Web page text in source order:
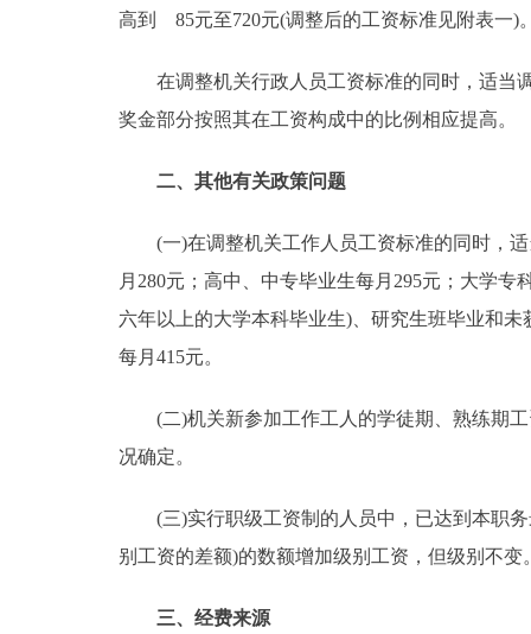
高到 85元至720元(调整后的工资标准见附表一)
在调整机关行政人员工资标准的同时，适当调
奖金部分按照其在工资构成中的比例相应提高。
二、其他有关政策问题
(一)在调整机关工作人员工资标准的同时，适
月280元；高中、中专毕业生每月295元；大学
六年以上的大学本科毕业生)、研究生班毕业和
每月415元。
(二)机关新参加工作工人的学徒期、熟练期工
况确定。
(三)实行职级工资制的人员中，已达到本职务
别工资的差额)的数额增加级别工资，但级别不
三、经费来源